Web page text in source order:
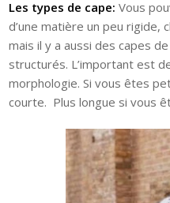
Les types de cape: Vous
d’une matière un peu rigide,
mais il y a aussi des capes
structurés. L’important est
morphologie. Si vous êtes
courte. Plus longue si vous